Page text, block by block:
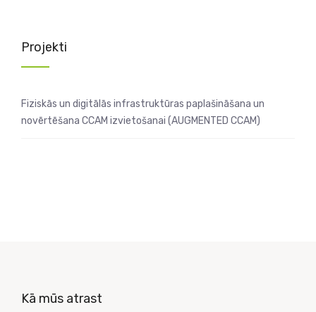
Projekti
Fiziskās un digitālās infrastruktūras paplašināšana un
novērtēšana CCAM izvietošanai (AUGMENTED CCAM)
Kā mūs atrast